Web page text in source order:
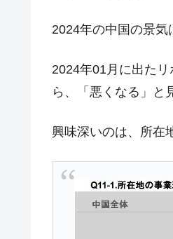
Fact1 平成仮面ライ
Fact1 発表から2日で
Fact1
2024年の中国の景気
2024年01月に出た
ら、「悪くなる」と
興味深いのは、所在